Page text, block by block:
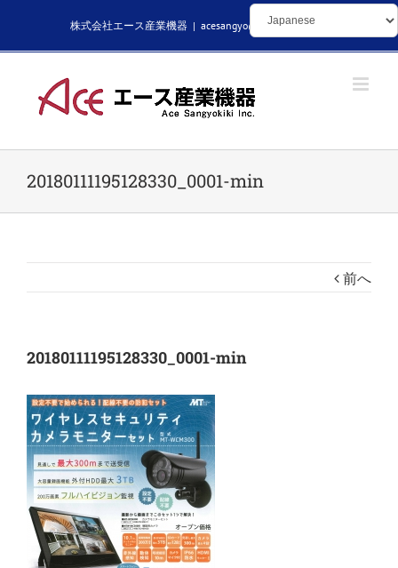
株式会社エース産業機器 | acesangyo@kikaibuhin.com
20180111195128330_0001-min
前へ
20180111195128330_0001-min